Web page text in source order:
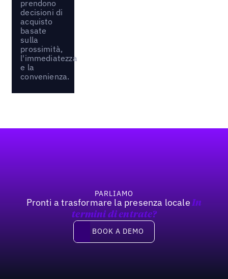
prendono
decisioni di
acquisto
basate
sulla
prossimità,
l'immediatezza
e la
convenienza.
PARLIAMO
Pronti a trasformare la presenza locale In
termini di entrate?
Book a demo
BOOK A DEMO